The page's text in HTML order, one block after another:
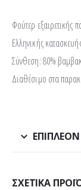
Φούτερ εξαιρετικής
Ελληνικής
Σύνθεση: 80%
Διαθέσιμο στα
ΣΧΕΤΙΚΆ